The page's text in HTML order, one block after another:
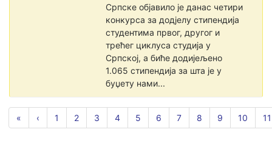
Српске објавило је данас четири
конкурса за додјелу стипендија
студентима првог, другог и
трећег циклуса студија у
Српској, а биће додијељено
1.065 стипендија за шта је у
буџету нами...
« ‹ 1 2 3 4 5 6 7 8 9 10 11